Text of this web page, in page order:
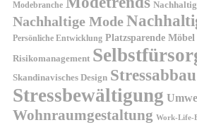
Modebranche
Nachhaltige Mode
Persönliche Entwicklung Platzsparende Möbel
Risikomanagement
Skandinavisches Design Stressabbau
Stressbewältigung
Wohnraumgestaltung Work-Life-